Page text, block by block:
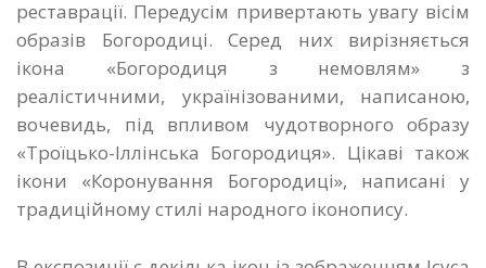
реставрації. Передусім привертають увагу вісім
образів Богородиці. Серед них вирізняється
ікона «Богородиця з немовлям» з
реалістичними, українізованими, написаною,
вочевидь, під впливом чудотворного образу
«Троїцько-Іллінська Богородиця». Цікаві також
ікони «Коронування Богородиці», написані у
традиційному стилі народного іконопису.